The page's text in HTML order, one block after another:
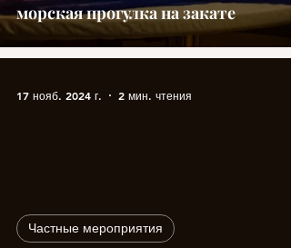
морская прогулка на закате
Частные мероприятия
17 нояб. 2024 г. 2 мин. чтения